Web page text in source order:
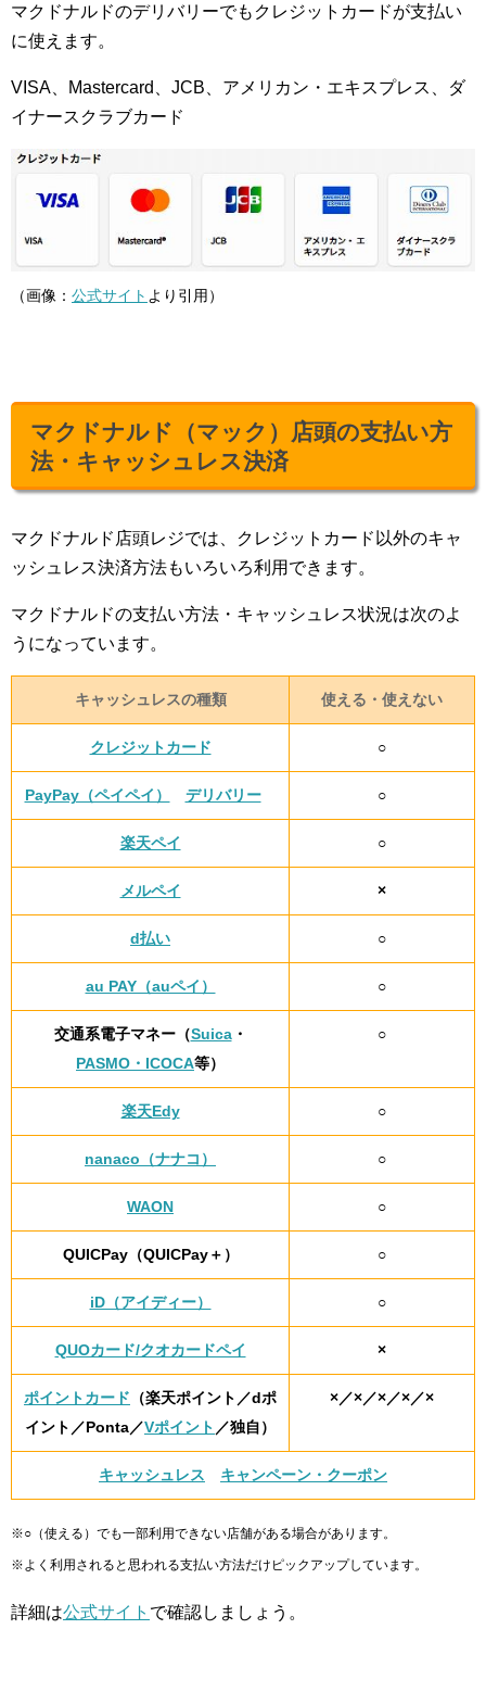
マクドナルドのデリバリーでもクレジットカードが支払い
に使えます。
VISA、Mastercard、JCB、アメリカン・エキスプレス、ダ
イナースクラブカード
（画像： 公式サイト より引用）
マクドナルド（マック）店頭の支払い方
法・キャッシュレス決済
マクドナルド店頭レジでは、クレジットカード以外のキャ
ッシュレス決済方法もいろいろ利用できます。
マクドナルドの支払い方法・キャッシュレス状況は次のよ
うになっています。
キャッシュレスの種類 使える・使えない
クレジットカード ○
PayPay（ペイペイ） デリバリー ○
楽天ペイ ○
メルペイ ×
d払い ○
au PAY（auペイ） ○
交通系電子マネー（Suica・
PASMO・ICOCA等）
○
楽天Edy ○
nanaco（ナナコ） ○
WAON ○
QUICPay（QUICPay＋） ○
iD（アイディー） ○
QUOカード/クオカードペイ ×
ポイントカード （楽天ポイント／dポ
イント／Ponta／Vポイント ／独自）
×／×／×／×／×
キャッシュレス キャンペーン・クーポン
※○（使える）でも一部利用できない店舗がある場合があります。
※よく利用されると思われる支払い方法だけピックアップしています。
詳細は公式サイト で確認しましょう。